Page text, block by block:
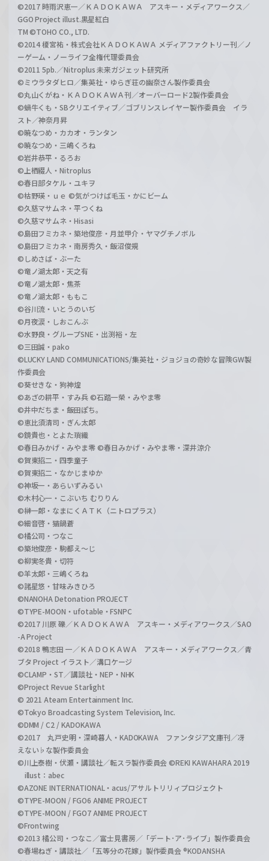
©2017 時雨沢恵一／ＫＡＤＯＫＡＷＡ アスキー・メディアワークス／
GGO Project illust.黒星紅白
TM ©TOHO CO., LTD.
©2014 榎宮祐・株式会社ＫＡＤＯＫＡＷＡ メディアファクトリー刊／ノ
ーゲーム・ノーライフ全権代理委員会
©2011 5pb.／Nitroplus 未来ガジェット研究所
©ミウラタダヒロ／集英社・ゆらぎ荘の幽奈さん製作委員会
©丸山くがね・ＫＡＤＯＫＡＷＡ刊／オーバーロード2製作委員会
©蝸牛くも・SBクリエイティブ／ゴブリンスレイヤー製作委員会 イラ
スト／神奈月昇
©暁なつめ・カカオ・ランタン
©暁なつめ・三嶋くろね
©岩井恭平・るろお
©上栖綴人・Nitroplus
©春日部タケル・ユキヲ
©枯野瑛・ｕｅ ©気がつけば毛玉・かにビーム
©久慈マサムネ・平つくね
©久慈マサムネ・Hisasi
©島田フミカネ・築地俊彦・月並甲介・ヤマグチノボル
©島田フミカネ・南房秀久・飯沼俊規
©しめさば・ぶーた
©竜ノ湖太郎・天之有
©竜ノ湖太郎・焦茶
©竜ノ湖太郎・ももこ
©谷川流・いとうのいぢ
©月夜涙・しおこんぶ
©水野良・グループSNE・出渕裕・左
©三田誠・pako
©LUCKY LAND COMMUNICATIONS/集英社・ジョジョの奇妙な冒険GW製
作委員会
©葵せきな・狗神煌
©あざの耕平・すみ兵 ©石踏一榮・みやま零
©井中だちま・飯田ぽち。
©恵比須清司・ぎん太郎
©鏡貴也・とよた瑣織
©春日みかげ・みやま零 ©春日みかげ・みやま零・深井涼介
©賀東招二・四季童子
©賀東招二・なかじまゆか
©神坂一・あらいずみるい
©木村心一・こぶいち むりりん
©榊一郎・なまにくＡＴＫ（ニトロプラス）
©細音啓・猫鍋蒼
©橘公司・つなこ
©築地俊彦・駒都え～じ
©柳実冬貴・切符
©羊太郎・三嶋くろね
©諸星悠・甘味みきひろ
©NANOHA Detonation PROJECT
©TYPE-MOON・ufotable・FSNPC
©2017 川原 礫／ＫＡＤＯＫＡＷＡ アスキー・メディアワークス／SAO
-A Project
©2018 鴨志田 一／ＫＡＤＯＫＡＷＡ アスキー・メディアワークス／青
ブタ Project イラスト／溝口ケージ
©CLAMP・ST／講談社・NEP・NHK
©Project Revue Starlight
© 2021 Ateam Entertainment Inc.
©Tokyo Broadcasting System Television, Inc.
©DMM / C2 / KADOKAWA
©2017 丸戸史明・深崎暮人・KADOKAWA ファンタジア文庫刊／冴
えない♭な製作委員会
©川上泰樹・伏瀬・講談社／転スラ製作委員会 ©REKI KAWAHARA 2019
illust：abec
©AZONE INTERNATIONAL・acus/アサルトリリィプロジェクト
©TYPE-MOON / FGO6 ANIME PROJECT
©TYPE-MOON / FGO7 ANIME PROJECT
©Frontwing
©2013 橘公司・つなこ／富士見書房／「デート･ア･ライブ」製作委員会
©春場ねぎ・講談社／「五等分の花嫁」製作委員会 ®KODANSHA